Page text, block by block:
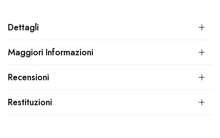
Dettagli
Maggiori Informazioni
Recensioni
Restituzioni